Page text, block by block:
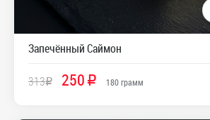
Запечённый Саймон
313R 250R 180грамм